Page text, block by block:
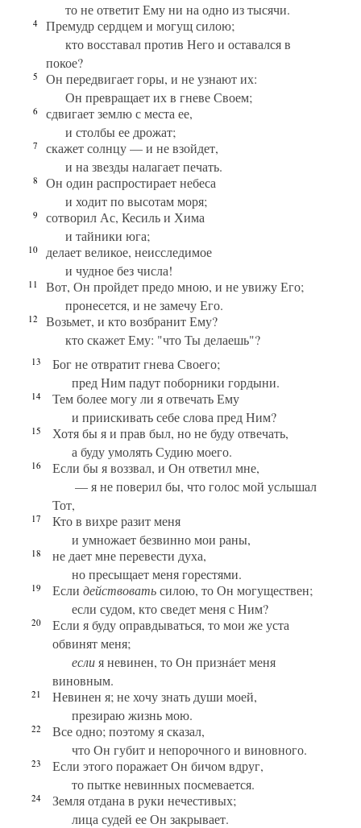
то не ответит Ему ни на одно из тысячи.
4
Премудр сердцем и могущ силою;
кто восставал против Него и оставался в
покое?
5
Он передвигает горы, и не узнают их:
Он превращает их в гневе Своем;
6
сдвигает землю с места ее,
и столбы ее дрожат;
7
скажет солнцу — и не взойдет,
и на звезды налагает печать.
8
Он один распростирает небеса
и ходит по высотам моря;
9
сотворил Ас, Кесиль и Хима
и тайники юга;
10
делает великое, неисследимое
и чудное без числа!
11
Вот, Он пройдет предо мною, и не увижу Его;
пронесется, и не замечу Его.
12
Возьмет, и кто возбранит Ему?
кто скажет Ему: "что Ты делаешь"?
13
Бог не отвратит гнева Своего;
пред Ним падут поборники гордыни.
14
Тем более могу ли я отвечать Ему
и приискивать себе слова пред Ним?
15
Хотя бы я и прав был, но не буду отвечать,
а буду умолять Судию моего.
16
Если бы я воззвал, и Он ответил мне,
— я не поверил бы, что голос мой услышал
Тот,
17
Кто в вихре разит меня
и умножает безвинно мои раны,
18
не дает мне перевести духа,
но пресыщает меня горестями.
19 Если действоватьсилою, то Он могуществен;
если судом, кто сведет меня с Ним?
20
Если я буду оправдываться, то мои же уста
обвинят меня;
еслия невинен, то Он признáет меня
виновным.
21
Невинен я; не хочу знать души моей,
презираю жизнь мою.
22
Все одно; поэтому я сказал,
что Он губит и непорочного и виновного.
23
Если этого поражает Он бичом вдруг,
то пытке невинных посмевается.
24
Земля отдана в руки нечестивых;
лица судей ее Он закрывает.